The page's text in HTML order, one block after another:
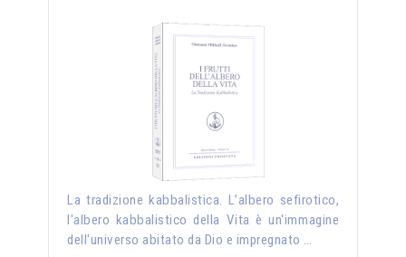
La tradizione kabbalistica. L’albero sefirotico,
l'albero kabbalistico della Vita è un'immagine
dell'universo abitato da Dio e impregnato …